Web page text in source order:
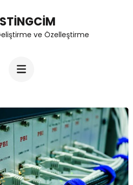
ve Özelleştirme